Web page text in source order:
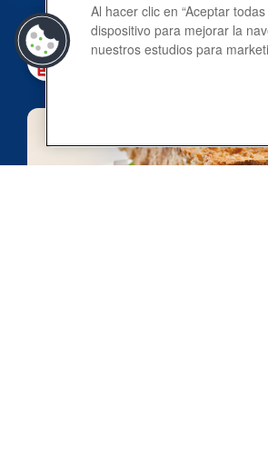
RECETAS
Al hacer clic en “Aceptar
dispositivo para mejorar la
nuestros estudios para